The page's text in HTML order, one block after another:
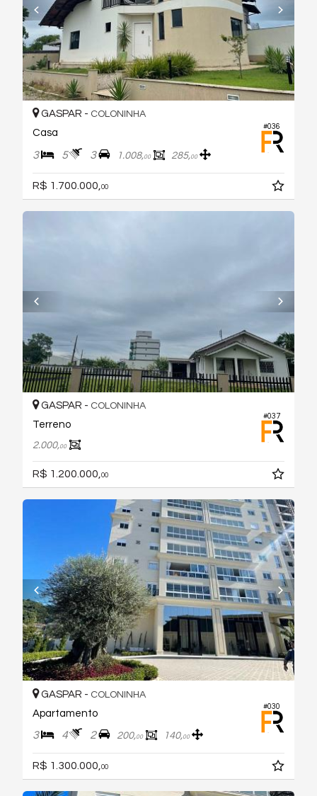
#036
GASPAR - COLONINHA
Casa
3 5 3 1.008,00 285,00
R$ 1.700.000, 00
#037
GASPAR - COLONINHA
Terreno
2.000,00
R$ 1.200.000,00
#030
GASPAR - COLONINHA
Apartamento
3 4 2 200,00 140,00
R$ 1.300.000, 00